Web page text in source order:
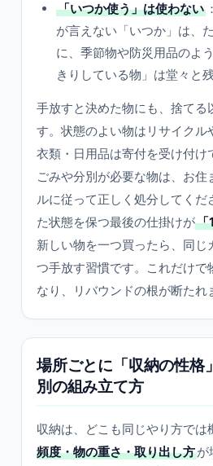
「いつか使う」は使わない
が言えない「いつか」は、
に、季節物や防災用品のよ
きりしている物」は堂々と残
手放すと決めた物にも、捨てる
す。状態のよい物はリサイクル
衣類・日用品は寄付を受け付け
ごみや分別が必要な物は、お住
ルに従って正しく処分してくだ
た状態を保つ最後の仕掛けが「
新しい物を一つ買ったら、同じ
つ手放す習慣です。これだけで
なり、リバウンドの根が断たれ
場所ごとに「収納の性
別の組み立て方
収納は、どこも同じやり方では
頻度・物の重さ・取り出し方が